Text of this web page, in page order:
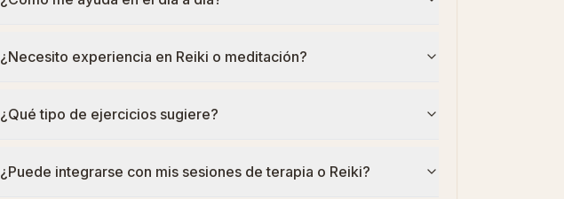
¿Necesito experiencia en Reiki o meditación?
¿Qué tipo de ejercicios sugiere?
¿Puede integrarse con mis sesiones de terapia o Reiki?